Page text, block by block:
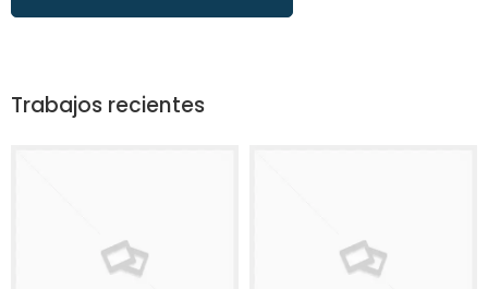
Trabajos recientes